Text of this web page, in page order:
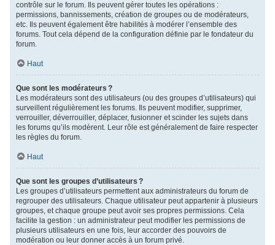
contrôle sur le forum. Ils peuvent gérer toutes les opérations :
permissions, bannissements, création de groupes ou de modérateurs,
etc. Ils peuvent également être habilités à modérer l’ensemble des
forums. Tout cela dépend de la configuration définie par le fondateur du
forum.
Haut
Que sont les modérateurs ?
Les modérateurs sont des utilisateurs (ou des groupes d’utilisateurs) qui
surveillent régulièrement les forums. Ils peuvent modifier, supprimer,
verrouiller, déverrouiller, déplacer, fusionner et scinder les sujets dans
les forums qu’ils modèrent. Leur rôle est généralement de faire respecter
les règles du forum.
Haut
Que sont les groupes d’utilisateurs ?
Les groupes d’utilisateurs permettent aux administrateurs du forum de
regrouper des utilisateurs. Chaque utilisateur peut appartenir à plusieurs
groupes, et chaque groupe peut avoir ses propres permissions. Cela
facilite la gestion : un administrateur peut modifier les permissions de
plusieurs utilisateurs en une fois, leur accorder des pouvoirs de
modération ou leur donner accès à un forum privé.